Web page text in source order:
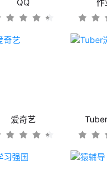
QQ 作
爱奇艺